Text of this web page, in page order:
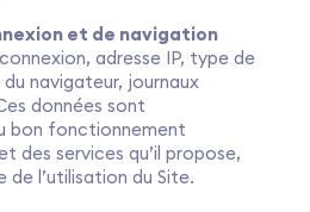
et de navigation
adresse IP, type de
navigateur, journaux
données sont
bon fonctionnement
des services qu’il propose,
de l’utilisation du Site.